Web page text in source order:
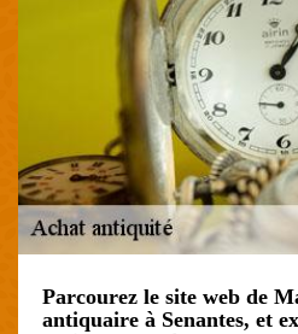
Parcourez le site web de
antiquaire à Senantes, et